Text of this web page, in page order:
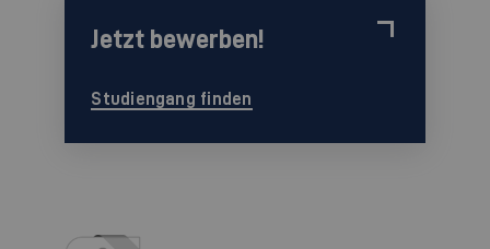
Jetzt bewerben!
Studiengang finden